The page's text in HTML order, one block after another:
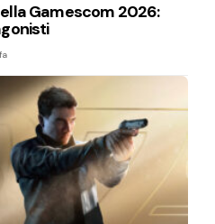
Gamescom 2026: